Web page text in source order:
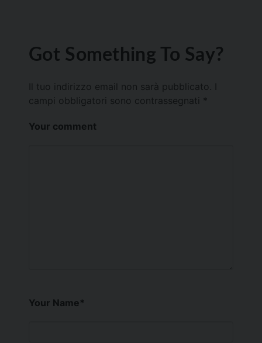
Got Something To Say?
Il tuo indirizzo email non sarà pubblicato.
campi obbligatori sono contrassegnati *
Your comment
Your Name*